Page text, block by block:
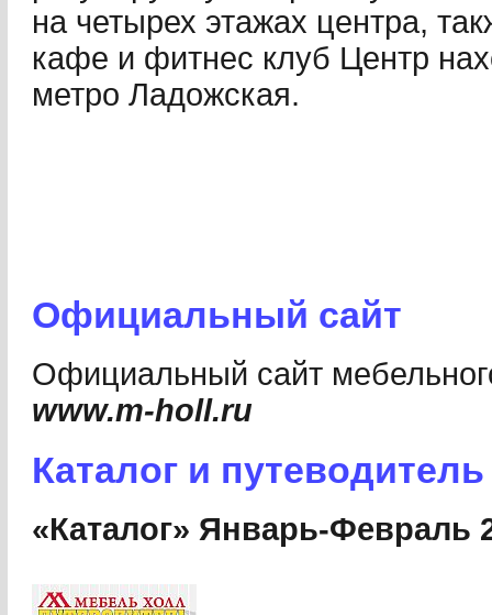
на четырех этажах центра,
кафе и фитнес клуб Центр
метро Ладожская.
Официальный сайт
Официальный сайт
www.m-holl.ru
Каталог и
«Каталог» Январь-Февраль